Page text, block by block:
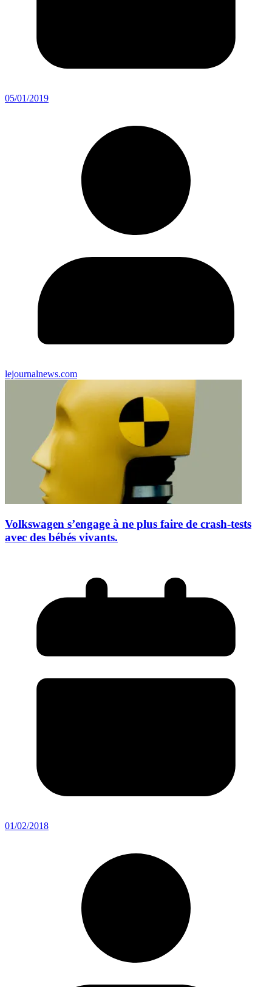
05/01/2019
lejournalnews.com
Volkswagen s’engage à ne plus faire de crash-tests
avec des bébés vivants.
01/02/2018